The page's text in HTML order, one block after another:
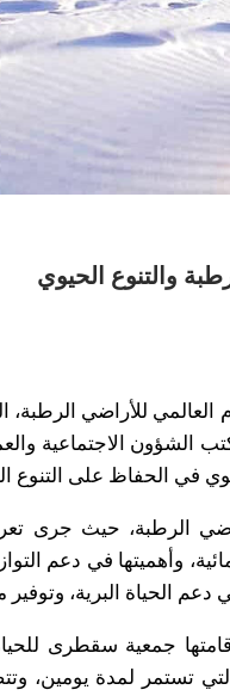
والتنوع الحيوي
للأراضي
الشؤون الاجتماعية
في الحفاظ على التنوع
الرطبة، حيث جرى
وأهميتها في دعم
الحياة البرية،
والتي تستمر لمدة